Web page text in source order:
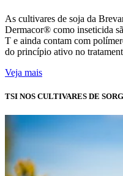
As cultivares de soja da
Dermacor® como inseticida
T e ainda contam com
do princípio ativo no
Veja mais
TSI NOS CULTIVARES DE